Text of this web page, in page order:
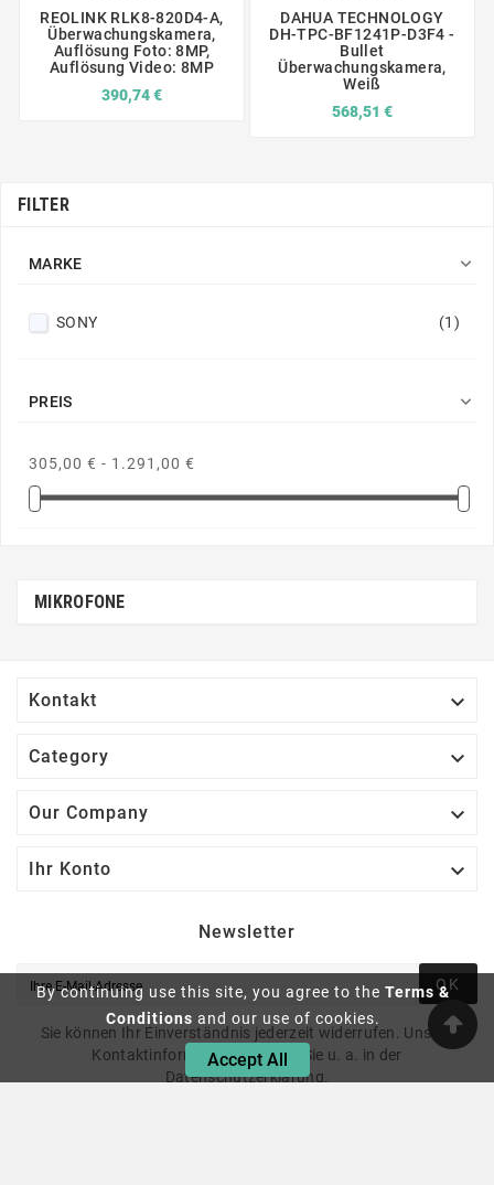
By continuing use this site, you agree to the Terms &
Conditions and our use of cookies.
Accept All
REOLINK RLK8-820D4-A,
Überwachungskamera,
Auflösung Foto: 8MP,
Auflösung Video: 8MP
390,74 €
DAHUA TECHNOLOGY
DH-TPC-BF1241P-D3F4 -
Bullet
Überwachungskamera,
Weiß
568,51 €
FILTER
MARKE 
SONY (1)
PREIS 
305,00 € - 1.291,00 €
MIKROFONE
Kontakt 
Category 
Our Company 
Ihr Konto 
Newsletter
OK
Sie können Ihr Einverständnis jederzeit widerrufen. Unsere
Kontaktinformationen finden Sie u. a. in der
Datenschutzerklärung.